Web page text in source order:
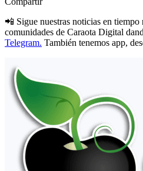
📲 Sigue nuestras noticias en tiempo
comunidades de Caraota Digital
Telegram. También tenemos app,